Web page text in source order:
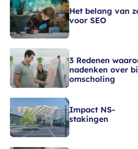
Het belang van
voor SEO
3 Redenen
nadenken over
omscholing
Impact NS-
stakingen